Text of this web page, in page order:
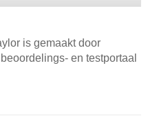
is gemaakt door
en testportaal